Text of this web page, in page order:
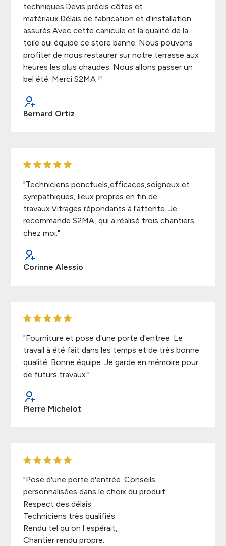
techniques.Devis précis côtes et
matériaux.Délais de fabrication et d'installation
assurés.Avec cette canicule et la qualité de la
toile qui équipe ce store banne. Nous pouvons
profiter de nous restaurer sur notre terrasse aux
heures les plus chaudes. Nous allons passer un
bel été. Merci S2MA !"
Bernard Ortiz
"Techniciens ponctuels,efficaces,soigneux et
sympathiques, lieux propres en fin de
travaux.Vitrages répondants à l'attente. Je
recommande S2MA, qui a réalisé trois chantiers
chez moi."
Corinne Alessio
"Fourniture et pose d'une porte d'entree. Le
travail à été fait dans les temps et de très bonne
qualité. Bonne équipe. Je garde en mémoire pour
de futurs travaux."
Pierre Michelot
"Pose d'une porte d'entrée. Conseils
personnalisées dans le choix du produit.
Respect des délais
Techniciens très qualifiés
Rendu tel qu on l espérait,
Chantier rendu propre.